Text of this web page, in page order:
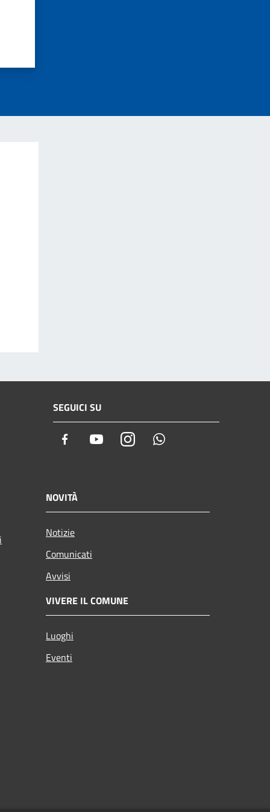
SEGUICI SU
Facebook YoutubeInstagram
NOVITÀ
Notizie
Comunicati
Avvisi
VIVERE IL COMUNE
Luoghi
Eventi